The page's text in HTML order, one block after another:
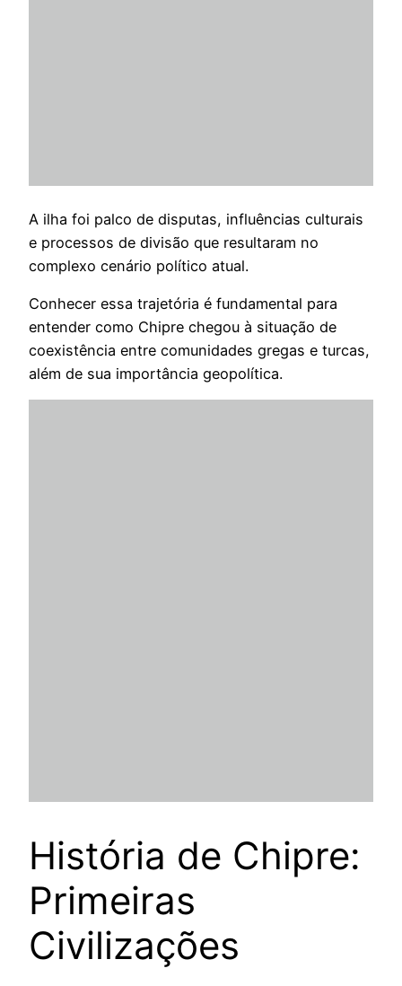
A ilha foi palco de disputas, influências culturais
e processos de divisão que resultaram no
complexo cenário político atual.
Conhecer essa trajetória é fundamental para
entender como Chipre chegou à situação de
coexistência entre comunidades gregas e turcas,
além de sua importância geopolítica.
História de Chipre:
Primeiras
Civilizações